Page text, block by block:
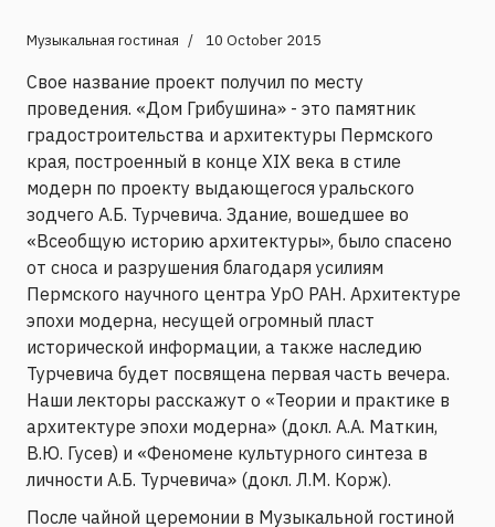
Музыкальная гостиная 10 October 2015
Свое название проект получил по месту
проведения. «Дом Грибушина» - это памятник
градостроительства и архитектуры Пермского
края, построенный в конце XIX века в стиле
модерн по проекту выдающегося уральского
зодчего А.Б. Турчевича. Здание, вошедшее во
«Всеобщую историю архитектуры», было спасено
от сноса и разрушения благодаря усилиям
Пермского научного центра УрО РАН. Архитектуре
эпохи модерна, несущей огромный пласт
исторической информации, а также наследию
Турчевича будет посвящена первая часть вечера.
Наши лекторы расскажут о «Теории и практике в
архитектуре эпохи модерна» (докл. А.А. Маткин,
В.Ю. Гусев) и «Феномене культурного синтеза в
личности А.Б. Турчевича» (докл. Л.М. Корж).
После чайной церемонии в Музыкальной гостиной